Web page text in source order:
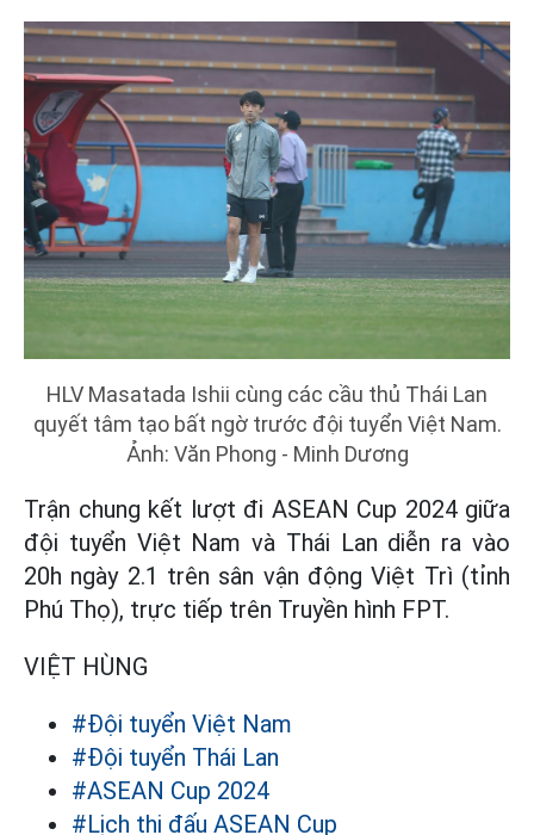
HLV Masatada Ishii cùng các cầu thủ Thái Lan
quyết tâm tạo bất ngờ trước đội tuyển Việt Nam.
Ảnh: Văn Phong - Minh Dương
Trận chung kết lượt đi ASEAN Cup 2024 giữa
đội tuyển Việt Nam và Thái Lan diễn ra vào
20h ngày 2.1 trên sân vận động Việt Trì (tỉnh
Phú Thọ), trực tiếp trên Truyền hình FPT.
VIỆT HÙNG
#Đội tuyển Việt Nam
#Đội tuyển Thái Lan
#ASEAN Cup 2024
#Lịch thi đấu ASEAN Cup